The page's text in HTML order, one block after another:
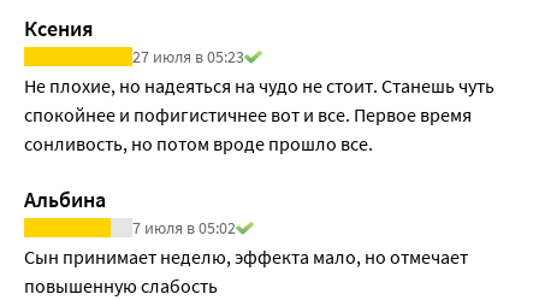
Ксения
27 июля в 05:23
Не плохие, но надеяться на чудо не стоит. Станешь чуть
спокойнее и пофигистичнее вот и все. Первое время
сонливость, но потом вроде прошло все.
Альбина
7 июля в 05:02
Сын принимает неделю, эффекта мало, но отмечает
повышенную слабость